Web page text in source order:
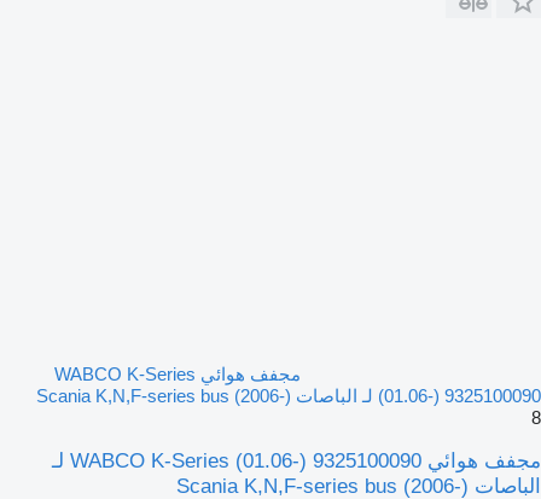
مجفف هوائي WABCO K-Series
(01.06-) 9325100090 لـ الباصات Scania K,N,F-series bus (2006-)
8
مجفف هوائي WABCO K-Series (01.06-) 9325100090 لـ
الباصات Scania K,N,F-series bus (2006-)